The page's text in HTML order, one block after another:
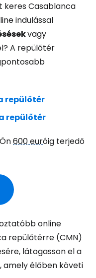
keres Casablanca
indulással
vagy
A repülőtér
repülőtér
repülőtér
600 euróig terjedő
online
repülőtérre (CMN)
látogasson el a
amely élőben követi